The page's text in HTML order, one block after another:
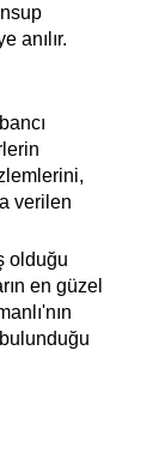
anılır.
verilen
olduğu
en güzel
bulunduğu